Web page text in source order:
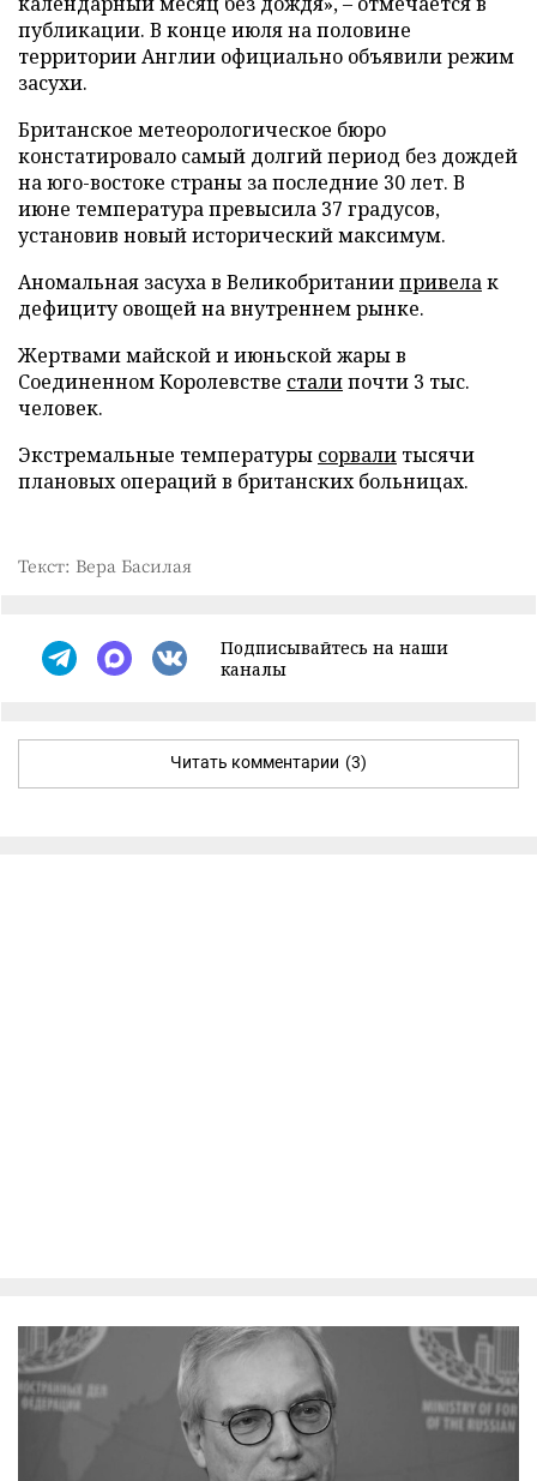
публикации. В конце июля на половине
территории Англии официально объявили режим
засухи.
Британское метеорологическое бюро
констатировало самый долгий период без дождей
на юго-востоке страны за последние 30 лет. В
июне температура превысила 37 градусов,
установив новый исторический максимум.
Аномальная засуха в Великобританиипривелак
дефициту овощей на внутреннем рынке.
Жертвами майской и июньской жары в
Соединенном Королевстве сталипочти 3 тыс.
человек.
Экстремальные температуры сорвали тысячи
плановых операций в британских больницах.
Текст: Вера Басилая
Подписывайтесь на наши
каналы
Читать комментарии (3)